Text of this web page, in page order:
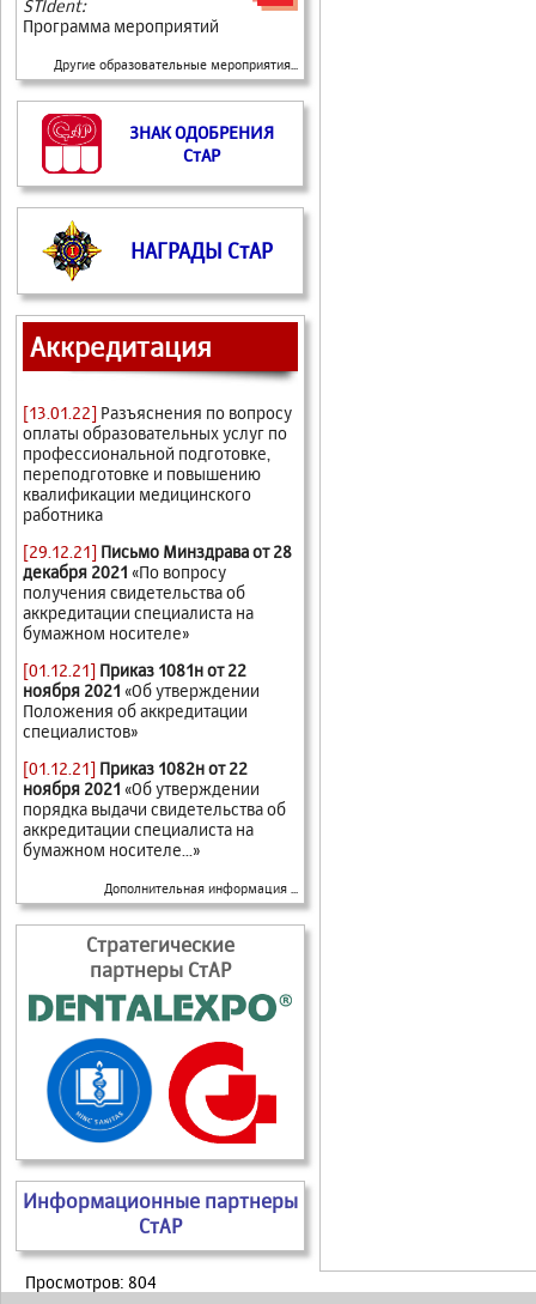
STIdent:
Программа мероприятий
Другие образовательные мероприятия...
ЗНАК ОДОБРЕНИЯ
СтАР
НАГРАДЫ СтАР
Аккредитация
[13.01.22] Разъяснения по вопросу
оплаты образовательных услуг по
профессиональной подготовке,
переподготовке и повышению
квалификации медицинского
работника
[29.12.21] Письмо Минздрава от 28
декабря 2021 «По вопросу
получения свидетельства об
аккредитации специалиста на
бумажном носителе»
[01.12.21] Приказ 1081н от 22
ноября 2021 «Об утверждении
Положения об аккредитации
специалистов»
[01.12.21] Приказ 1082н от 22
ноября 2021 «Об утверждении
порядка выдачи свидетельства об
аккредитации специалиста на
бумажном носителе...»
Дополнительная информация ...
Стратегические
партнеры СтАР
Информационные партнеры
СтАР
Просмотров: 804